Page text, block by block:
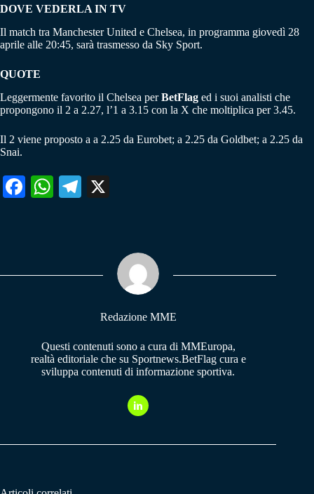
DOVE VEDERLA IN TV
Il match tra Manchester United e Chelsea, in programma giovedì 28
aprile alle 20:45, sarà trasmesso da Sky Sport.
QUOTE
Leggermente favorito il Chelsea perBetFlag ed i suoi analisti che
propongono il 2 a 2.27, l’1 a 3.15 con la X che moltiplica per 3.45.
Il 2 viene proposto a a 2.25 da Eurobet; a 2.25 da Goldbet; a 2.25 da
Snai.
Fa W
pp
Te
m
Redazione MME
Questi contenuti sono a cura di MMEuropa,
realtà editoriale che su Sportnews.BetFlag cura e
sviluppa contenuti di informazione sportiva.